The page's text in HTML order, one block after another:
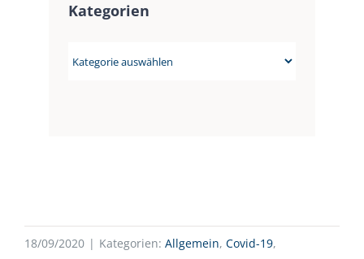
Kategorien
Kategorien
18/09/2020 | Kategorien: Allgemein, Covid-19,